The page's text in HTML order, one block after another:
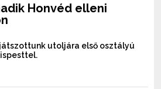
Honvéd elleni
utoljára első osztályú